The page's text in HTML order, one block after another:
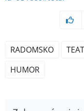
RADOMSKO
HUMOR